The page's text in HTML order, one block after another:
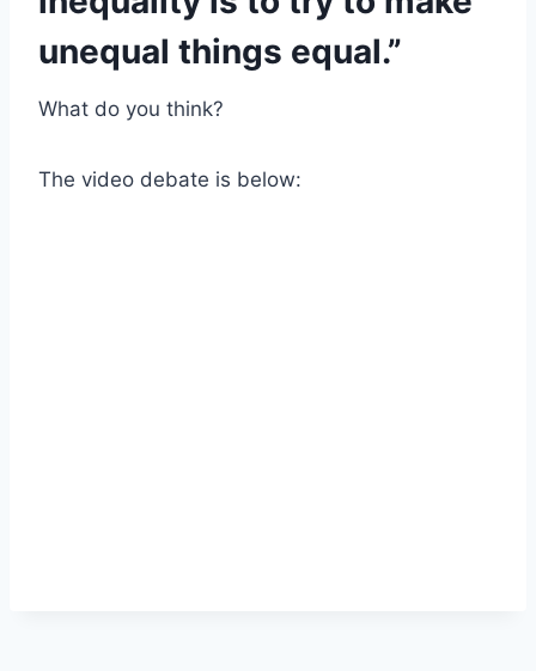
unequal things equal.”
What do you think?
The video debate is below: